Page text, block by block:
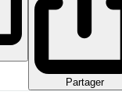
Partager